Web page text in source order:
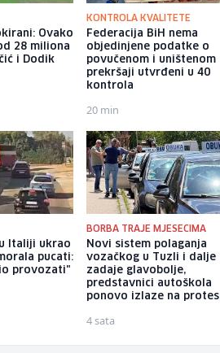
Ovako
28 miliona
i Dodik
KONTROLA KVALITETE
Federacija BiH nema
objedinjene podatke o
povučenom i uništenom
prekršaji utvrđeni u 40
kontrola
20 min
Italiji ukrao
pucati:
provozati"
BORBA TRAJE MJESECIMA
Novi sistem polaganja
vozačkog u Tuzli i dalje
zadaje glavobolje,
predstavnici autoškola
ponovo izlaze na
4 sata